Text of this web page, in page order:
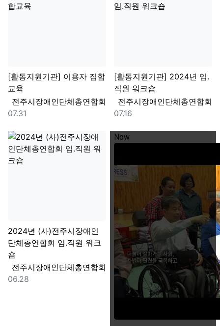
[활동지원기관] 이용자 집합
교육
등록자
전주시장애인단체총연합회
등록일
07.31
[활동지원기관] 2024년 임.
직원 워크숍
등록자
전주시장애인단체총연합회
등록일
07.16
2024년 (사)전주시장애인
단체총연합회 임.직원 워크
숍
등록자
전주시장애인단체총연합회
등록일
06.28
Now